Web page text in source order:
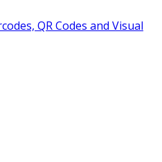
QR Codes and Visual